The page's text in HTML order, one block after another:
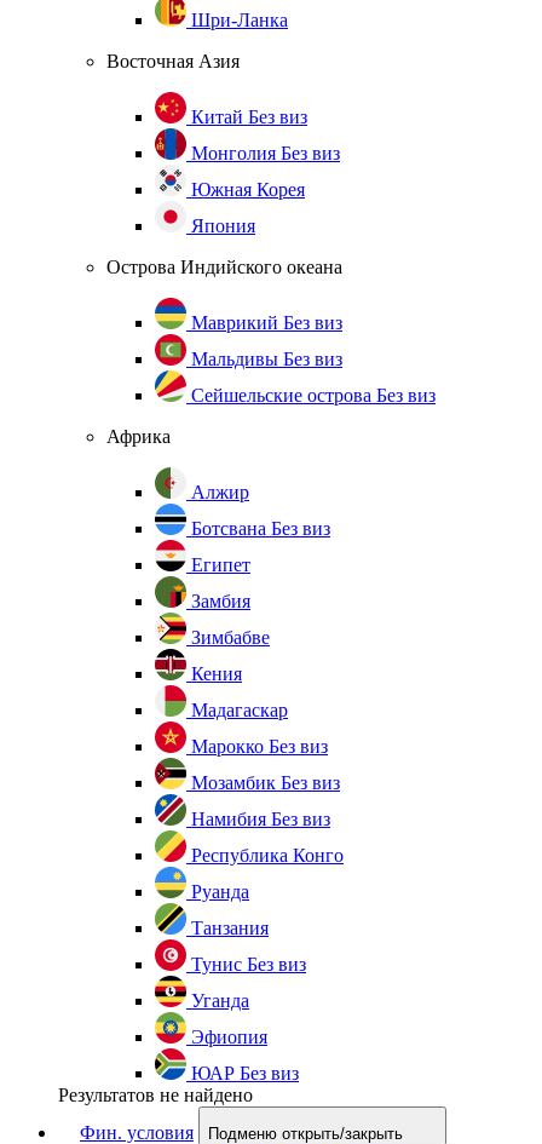
Шри-Ланка
Восточная Азия
Китай Без виз
Монголия Без виз
Южная Корея
Япония
Острова Индийского океана
Маврикий Без виз
Мальдивы Без виз
Сейшельские острова Без виз
Африка
Алжир
Ботсвана Без виз
Египет
Замбия
Зимбабве
Кения
Мадагаскар
Марокко Без виз
Мозамбик Без виз
Намибия Без виз
Республика Конго
Руанда
Танзания
Тунис Без виз
Уганда
Эфиопия
ЮАР Без виз
Результатов не найдено
Фин. условия
Подменю открыть/закрыть